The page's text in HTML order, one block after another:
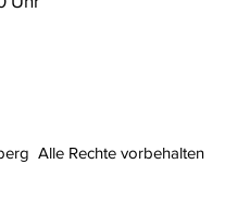
Alle Rechte vorbehalten